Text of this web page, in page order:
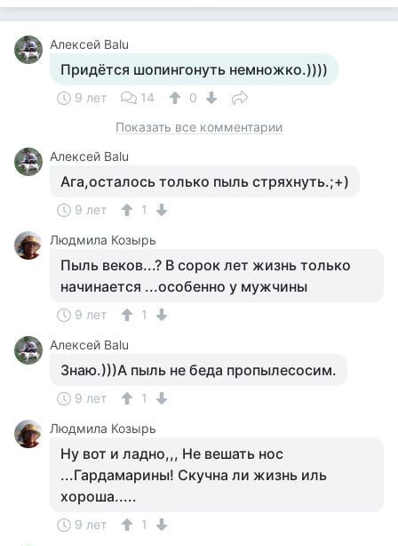
Алексей Balu
Придётся шопингонуть немножко.))))
9 лет 14
0
Показать все комментарии
Алексей Balu
Ага,осталось только пыль стряхнуть.;+)
9 лет
1
Людмила Козырь
Пыль веков...? В сорок лет жизнь только
начинается ...особенно у мужчины
9 лет
1
Алексей Balu
Знаю.)))А пыль не беда пропылесосим.
9 лет
1
Людмила Козырь
Ну вот и ладно,,, Не вешать нос
...Гардамарины! Скучна ли жизнь иль
хороша.....
9 лет
1